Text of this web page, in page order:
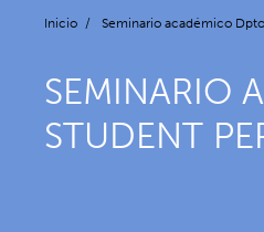
Inicio / Seminario académico
SEMINARIO
STUDENT